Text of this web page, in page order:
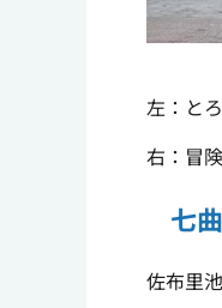
左：と
右：冒
七
佐布里